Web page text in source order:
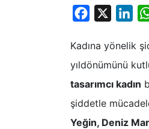
Facebook
Kadına yönelik
yıldönümünü
tasarımcı kadın
şiddetle
Yeğin, Deniz